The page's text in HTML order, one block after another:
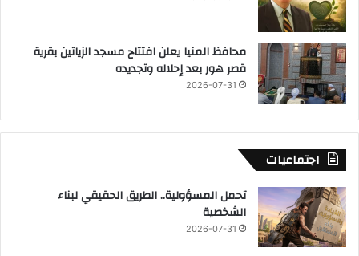
محافظ المنيا يعلن افتتاح مسجد الزياتين بقرية
قصر هور بعد إحلاله وتجديده
2026-07-31
اجتماعيات
تحمل المسؤولية.. الطريق الحقيقي لبناء
الشخصية
2026-07-31